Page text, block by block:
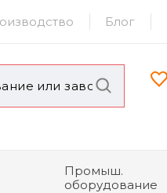
Блог
Промыш.
оборудование